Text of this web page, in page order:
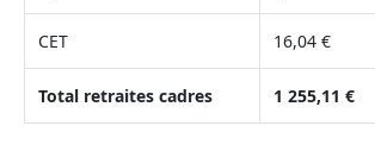
CET 16,04 €
Total retraites cadres 1 255,11 €